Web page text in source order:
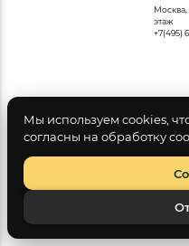
Москва,
этаж
+7(495)
Мы используем cookies,
согласны на обработку